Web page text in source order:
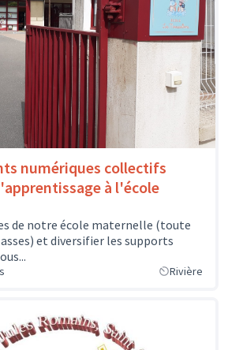
numériques collectifs
à l'école
de notre école maternelle (toute
et diversifier les supports
Rivière